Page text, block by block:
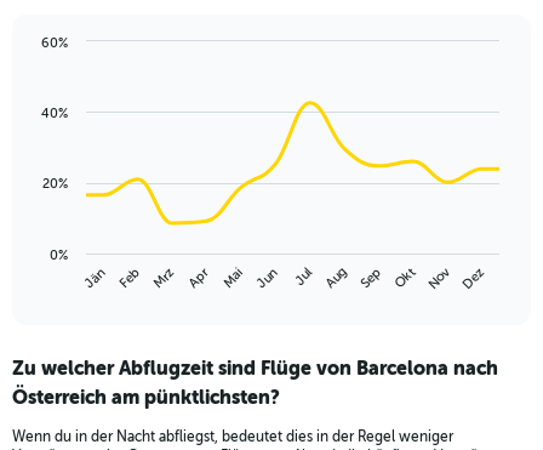
Y
values.
to
14
has
categories.
Range:
categories.
Jän Feb Mrz Apr Mai Jun Jul Aug Sep Okt Nov Dez
0%
20%
40%
60%
Zu welcher Abflugzeit sind Flüge von Barcelona nach
Österreich am pünktlichsten?
Wenn du in der Nacht abfliegst, bedeutet dies in der Regel weniger